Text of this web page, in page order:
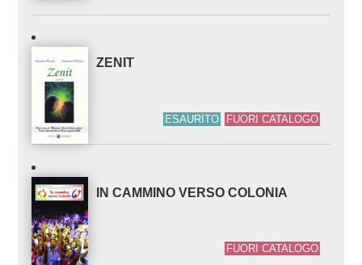
ZENIT
ESAURITO FUORI CATALOGO
IN CAMMINO VERSO COLONIA
FUORI CATALOGO